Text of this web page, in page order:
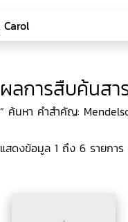
ผลการสืบค้นสา
“ ค้นหา คำสำคัญ:
แสดงข้อมูล 1 ถึง 6 รายกา